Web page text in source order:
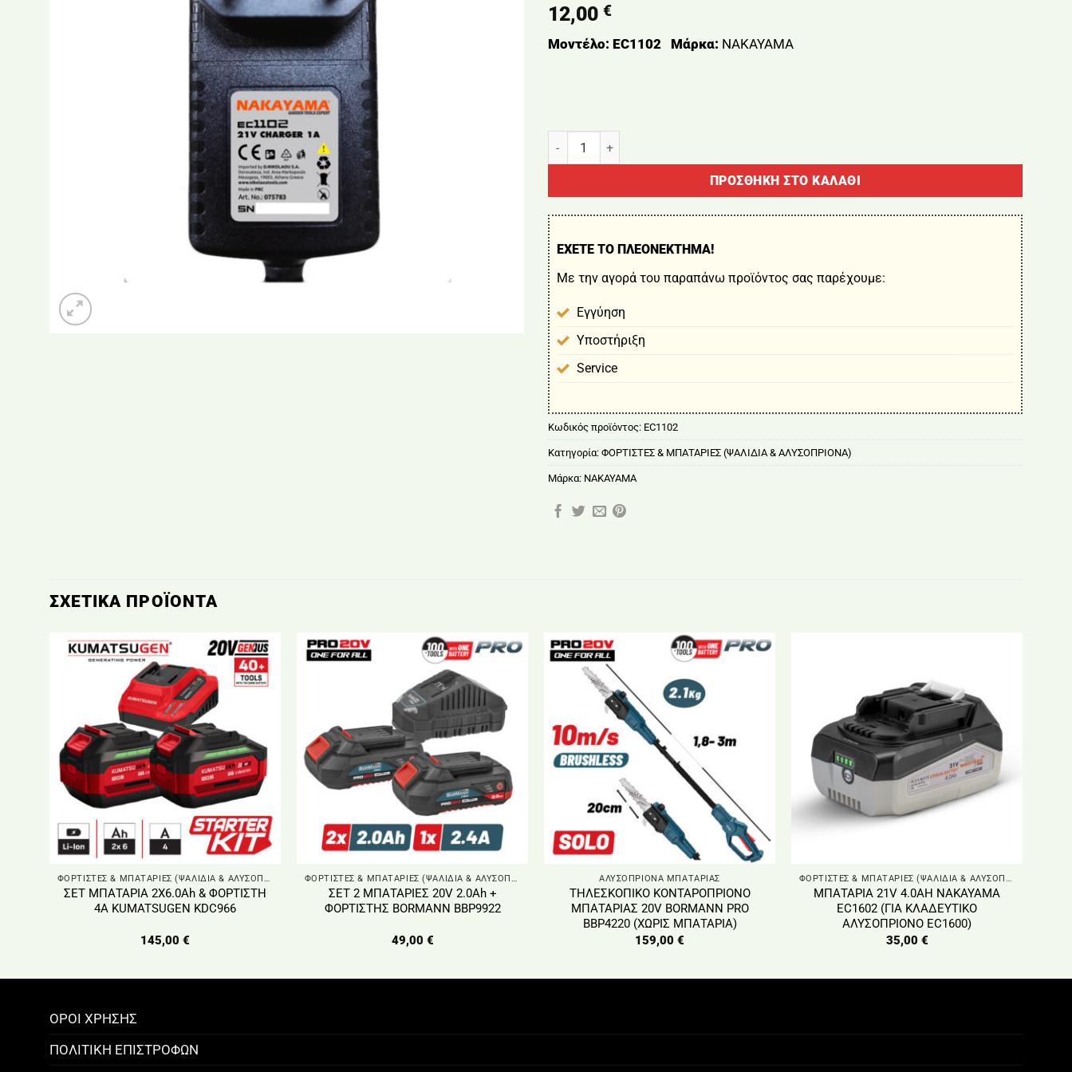
12,00 €
Μοντέλο: EC1102 Μάρκα: NAKAYAMA
ΦΟΡΤΙΣΤΗΣ 21V 4.0Ah NAKAYAMA Pro EC1102 (Για EC1050,EC1100,EC1200,EC1250)
ΠΡΟΣΘΉΚΗ ΣΤΟ ΚΑΛΆΘΙ
ΕΧΕΤΕ ΤΟ ΠΛΕΟΝΕΚΤΗΜΑ!
Με την αγορά του παραπάνω προϊόντος σας παρέχουμε:
Εγγύηση
Υποστήριξη
Service
Κωδικός προϊόντος: EC1102
Κατηγορία: ΦΟΡΤΙΣΤΕΣ & ΜΠΑΤΑΡΙΕΣ (ΨΑΛΙΔΙΑ & ΑΛΥΣΟΠΡΙΟΝΑ)
Μάρκα: NAKAYAMA
ΣΧΕΤΙΚΆ ΠΡΟΪΌΝΤΑ
ΦΟΡΤΙΣΤΕΣ & ΜΠΑΤΑΡΙΕΣ (ΨΑΛΙΔΙΑ & ΑΛΥΣΟΠΡΙΟΝΑ)
ΣΕΤ ΜΠΑΤΑΡΙΑ 2X6.0Ah & ΦΟΡΤΙΣΤΗ
4Α KUMATSUGEN KDC966
145,00 €
ΦΟΡΤΙΣΤΕΣ & ΜΠΑΤΑΡΙΕΣ (ΨΑΛΙΔΙΑ & ΑΛΥΣΟΠΡΙΟΝΑ)
ΣΕΤ 2 ΜΠΑΤΑΡΙΕΣ 20V 2.0Ah +
ΦΟΡΤΙΣΤΗΣ BORMANN BBP9922
49,00 €
ΑΛΥΣΟΠΡΙΟΝΑ ΜΠΑΤΑΡΙΑΣ
ΤΗΛΕΣΚΟΠΙΚΟ ΚΟΝΤΑΡΟΠΡΙΟΝΟ
ΜΠΑΤΑΡΙΑΣ 20V BORMANN PRO
BBP4220 (ΧΩΡΙΣ ΜΠΑΤΑΡΙΑ)
159,00 €
ΦΟΡΤΙΣΤΕΣ & ΜΠΑΤΑΡΙΕΣ (ΨΑΛΙΔΙΑ & ΑΛΥΣΟΠΡΙΟΝΑ)
ΜΠΑΤΑΡΙΑ 21V 4.0AH ΝAKAYAMA
EC1602 (ΓΙΑ ΚΛΑΔΕΥΤΙΚΟ
ΑΛΥΣΟΠΡΙΟΝΟ EC1600)
35,00 €
ΟΡΟΙ ΧΡΗΣΗΣ
ΠΟΛΙΤΙΚΗ ΕΠΙΣΤΡΟΦΩΝ